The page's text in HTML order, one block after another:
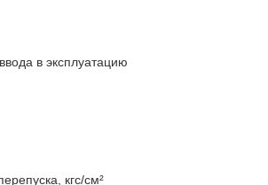
в эксплуатацию
кгс/см²